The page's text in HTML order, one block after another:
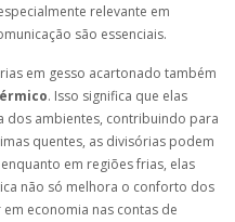
relevante em
são essenciais.
em gesso acartonado também
. Isso significa que elas
dos ambientes, contribuindo para
quentes, as divisórias podem
em regiões frias, elas
não só melhora o conforto dos
economia nas contas de